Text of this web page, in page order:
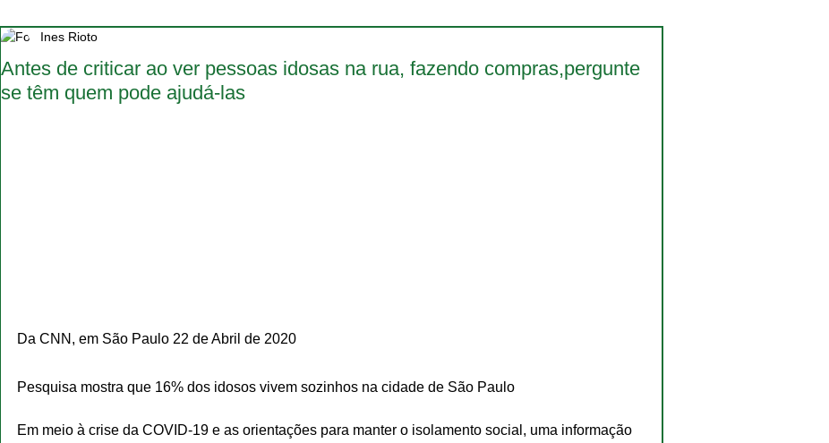
Antes de criticar ao ver pessoas idosas na rua, fazendo compras,pergunte
se têm quem pode ajudá-las
Ines Rioto
Da CNN, em São Paulo 22 de Abril de 2020
Pesquisa mostra que 16% dos idosos vivem sozinhos na cidade de São Paulo
Em meio à crise da COVID-19 e as orientações para manter o isolamento social, uma informação